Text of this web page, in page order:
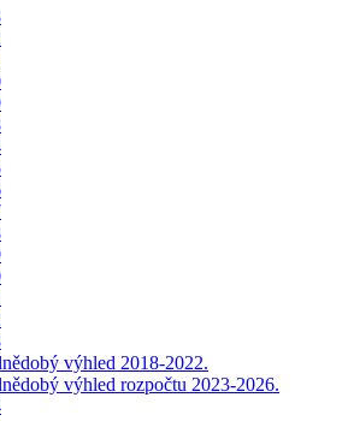
výhled 2018-2022.
výhled rozpočtu 2023-2026.